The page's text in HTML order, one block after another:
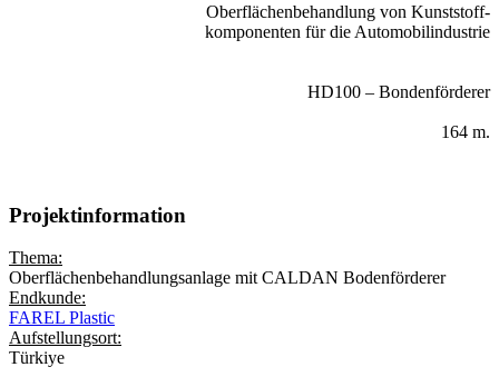
Oberflächenbehandlung von Kunststoff-
komponenten für die Automobilindustrie
HD100 – Bondenförderer
164 m.
Projektinformation
Thema:
Oberflächenbehandlungsanlage mit CALDAN Bodenförderer
Endkunde:
FAREL Plastic
Aufstellungsort:
Türkiye